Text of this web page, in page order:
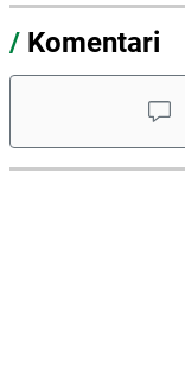
/ Komentari